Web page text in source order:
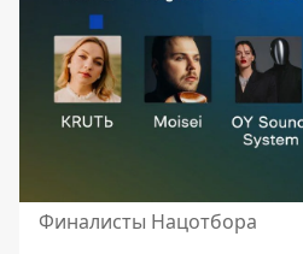
Финалисты Нацотбора